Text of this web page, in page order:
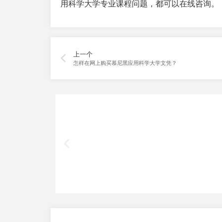
用科学大学专业课程问题，都可以在线咨询。
上一个
怎样在网上购买慕尼黑应用科学大学文凭？